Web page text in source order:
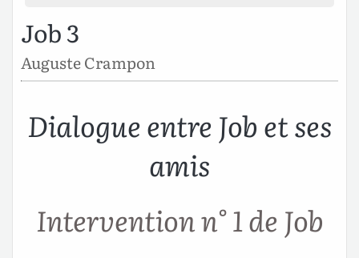
Job 3
Auguste Crampon
Dialogue entre Job et ses
amis
Intervention n° 1 de Job